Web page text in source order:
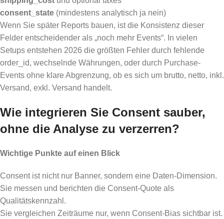
consent_state (mindestens analytisch ja nein)
Wenn Sie später Reports bauen, ist die Konsistenz dieser
Felder entscheidender als „noch mehr Events“. In vielen
Setups entstehen 2026 die größten Fehler durch fehlende
order_id, wechselnde Währungen, oder durch Purchase-
Events ohne klare Abgrenzung, ob es sich um brutto, netto, inkl.
Versand, exkl. Versand handelt.
Wie integrieren Sie Consent sauber,
ohne die Analyse zu verzerren?
Wichtige Punkte auf einen Blick
Consent ist nicht nur Banner, sondern eine Daten-Dimension.
Sie messen und berichten die Consent-Quote als
Qualitätskennzahl.
Sie vergleichen Zeiträume nur, wenn Consent-Bias sichtbar ist.